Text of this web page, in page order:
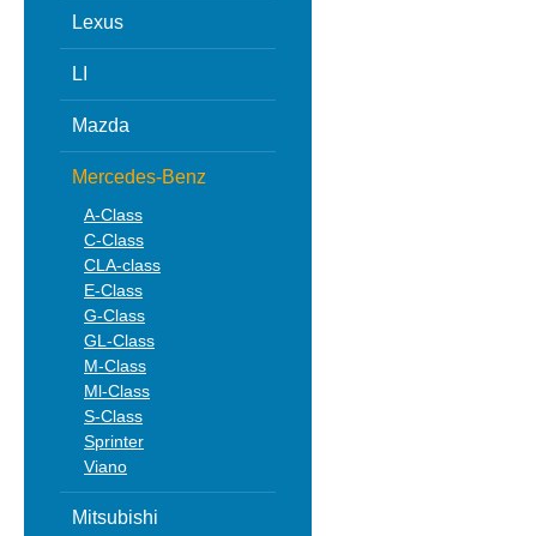
Lexus
LI
Mazda
Mercedes-Benz
A-Class
C-Class
CLA-class
E-Class
G-Class
GL-Class
M-Class
Ml-Class
S-Class
Sprinter
Viano
Mitsubishi